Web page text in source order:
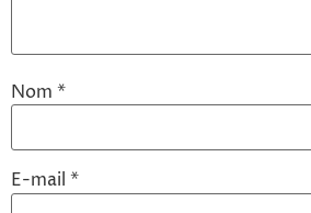
Nom *
E-mail *